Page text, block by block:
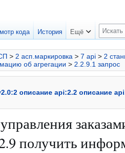
> 2 асп.маркировка > 7 api > 2
об агрегации > 2.2.9.1 запрос
описание api:2.2 описание
получить
кода История Ещё
П
о
и
с
к